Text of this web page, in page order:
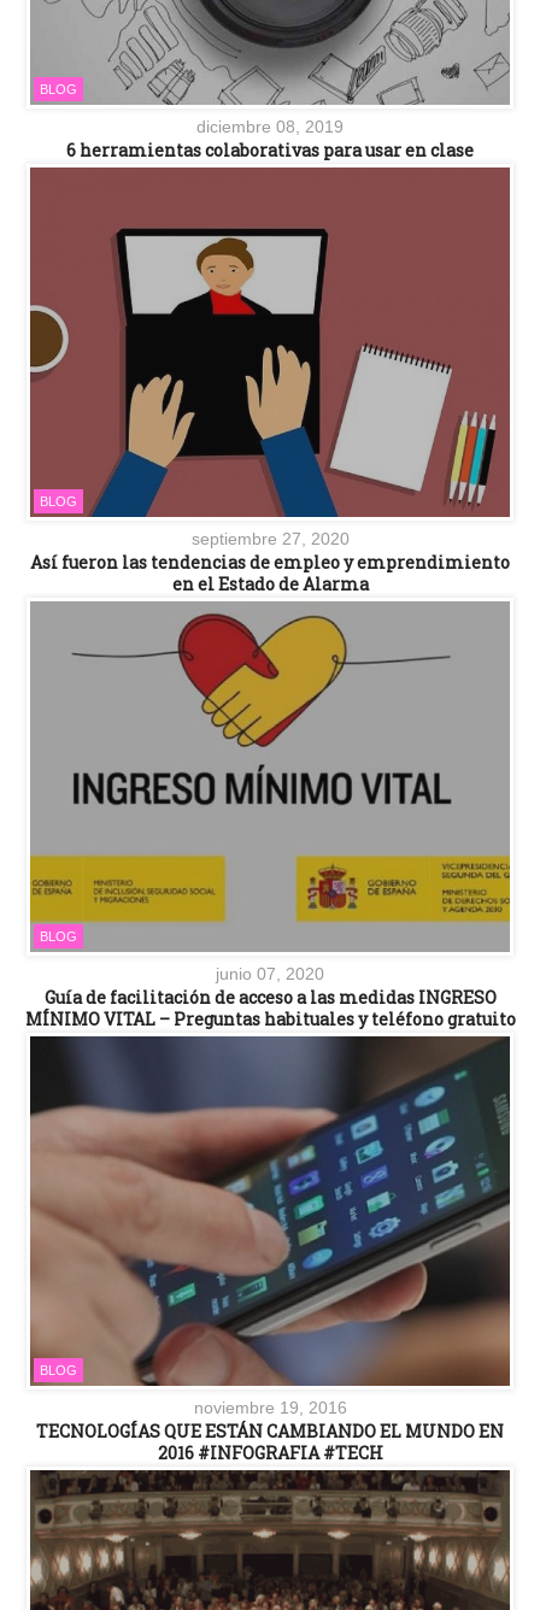
BLOG
diciembre 08, 2019
6 herramientas colaborativas para usar en clase
BLOG
septiembre 27, 2020
Así fueron las tendencias de empleo y emprendimiento
en el Estado de Alarma
BLOG
junio 07, 2020
Guía de facilitación de acceso a las medidas INGRESO
MÍNIMO VITAL – Preguntas habituales y teléfono gratuito
BLOG
noviembre 19, 2016
TECNOLOGÍAS QUE ESTÁN CAMBIANDO EL MUNDO EN
2016 #INFOGRAFIA #TECH